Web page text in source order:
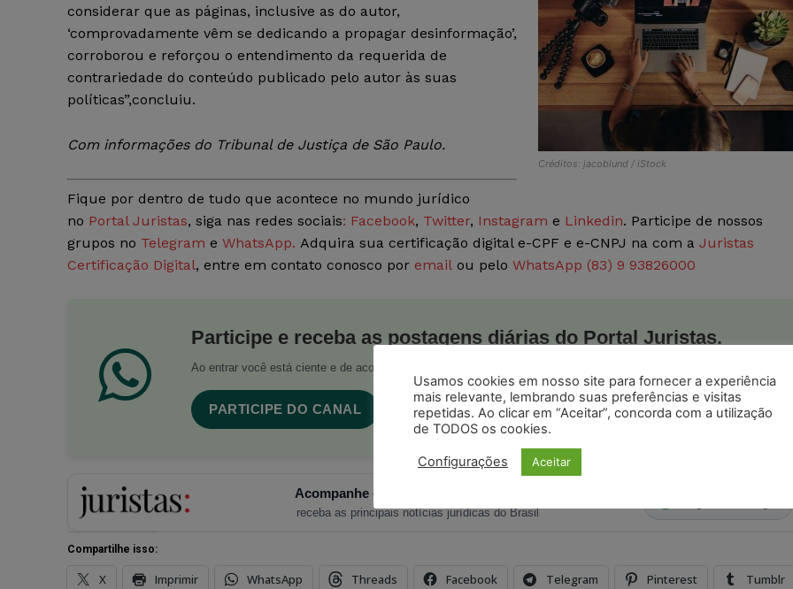
Créditos: jacoblund / iStock
considerar que as páginas, inclusive as do autor,
‘comprovadamente vêm se dedicando a propagar desinformação’,
corroborou e reforçou o entendimento da requerida de
contrariedade do conteúdo publicado pelo autor às suas
políticas”,concluiu.
Com informações do Tribunal de Justiça de São Paulo.
Fique por dentro de tudo que acontece no mundo jurídico
no Portal Juristas, siga nas redes sociais: Facebook, Twitter, Instagram e Linkedin. Participe de nossos
grupos no Telegram e WhatsApp. Adquira sua certificação digital e-CPF e e-CNPJ na com a Juristas
Certificação Digital, entre em contato conosco por email ou pelo WhatsApp (83) 9 93826000
Participe e receba as postagens diárias do Portal Juristas.
Ao entrar você está ciente e de acordo com os
PARTICIPE DO CANAL
Acompanhe o Juristas no Google News
receba as principais notícias jurídicas do Brasil
Compartilhe isso:
X Imprimir WhatsApp Threads Facebook Telegram Pinterest Tumblr
Usamos cookies em nosso site para fornecer a experiência
mais relevante, lembrando suas preferências e visitas
repetidas. Ao clicar em “Aceitar”, concorda com a utilização
de TODOS os cookies.
Configurações Aceitar